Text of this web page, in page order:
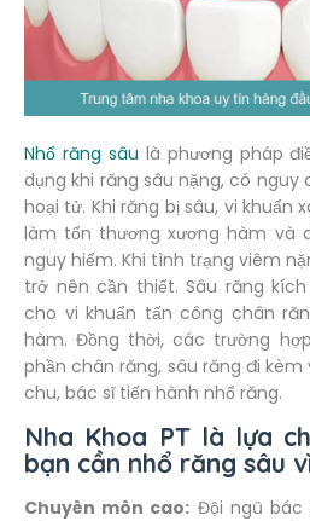
Nhổ răng sâu là phương pháp
dụng khi răng sâu nặng, có
hoại tử. Khi răng bị sâu, vi khuẩn
làm tổn thương xương hàm và
nguy hiểm. Khi tình trạng viêm
trở nên cần thiết. Sâu răng
cho vi khuẩn tấn công chân
hàm. Đồng thời, các trường
phần chân răng, sâu răng đi
chu, bác sĩ tiến hành nhổ răng.
Nha Khoa PT là lựa
bạn cần nhổ răng sâu
Chuyên môn cao: Đội ngũ bác